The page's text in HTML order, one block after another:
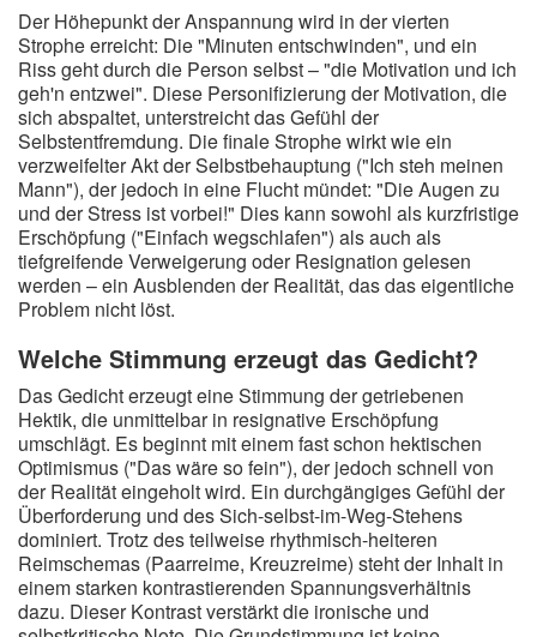
Der Höhepunkt der Anspannung wird in der vierten
Strophe erreicht: Die "Minuten entschwinden", und ein
Riss geht durch die Person selbst – "die Motivation und ich
geh'n entzwei". Diese Personifizierung der Motivation, die
sich abspaltet, unterstreicht das Gefühl der
Selbstentfremdung. Die finale Strophe wirkt wie ein
verzweifelter Akt der Selbstbehauptung ("Ich steh meinen
Mann"), der jedoch in eine Flucht mündet: "Die Augen zu
und der Stress ist vorbei!" Dies kann sowohl als kurzfristige
Erschöpfung ("Einfach wegschlafen") als auch als
tiefgreifende Verweigerung oder Resignation gelesen
werden – ein Ausblenden der Realität, das das eigentliche
Problem nicht löst.
Welche Stimmung erzeugt das Gedicht?
Das Gedicht erzeugt eine Stimmung der getriebenen
Hektik, die unmittelbar in resignative Erschöpfung
umschlägt. Es beginnt mit einem fast schon hektischen
Optimismus ("Das wäre so fein"), der jedoch schnell von
der Realität eingeholt wird. Ein durchgängiges Gefühl der
Überforderung und des Sich-selbst-im-Weg-Stehens
dominiert. Trotz des teilweise rhythmisch-heiteren
Reimschemas (Paarreime, Kreuzreime) steht der Inhalt in
einem starken kontrastierenden Spannungsverhältnis
dazu. Dieser Kontrast verstärkt die ironische und